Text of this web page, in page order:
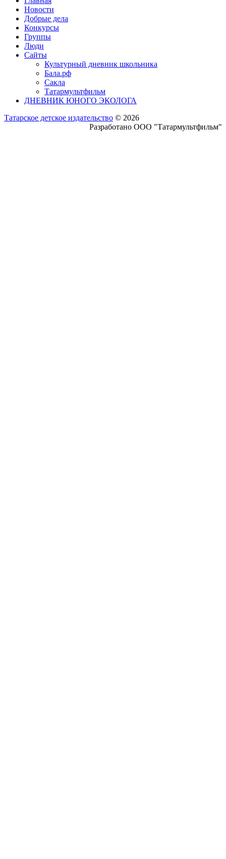
Новости
Добрые дела
Конкурсы
Группы
Люди
Сайты
Культурный дневник школьника
Бала.рф
Сакла
Татармультфильм
ДНЕВНИК ЮНОГО ЭКОЛОГА
Татарское детское издательство © 2026
Разработано ООО "Татармультфильм"